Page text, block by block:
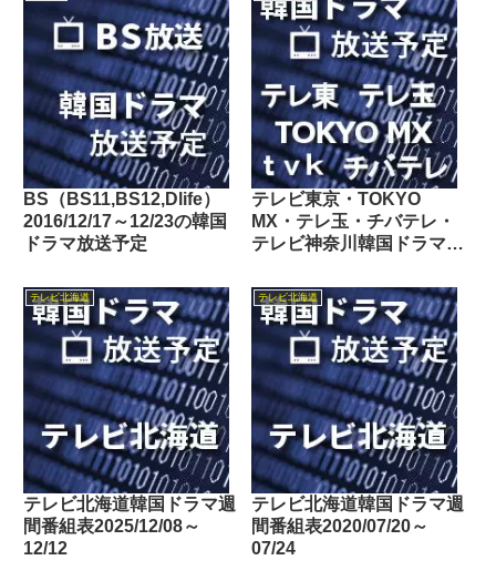
BS（BS11,BS12,Dlife）
2016/12/17～12/23の韓国
ドラマ放送予定
テレビ東京・TOKYO
MX・テレ玉・チバテレ・
テレビ神奈川韓国ドラマ週
07/08
テレビ北海道
テレビ北海道韓国ドラマ週
間番組表2025/12/08～
12/12
テレビ北海道
テレビ北海道韓国ドラマ週
間番組表2020/07/20～
07/24